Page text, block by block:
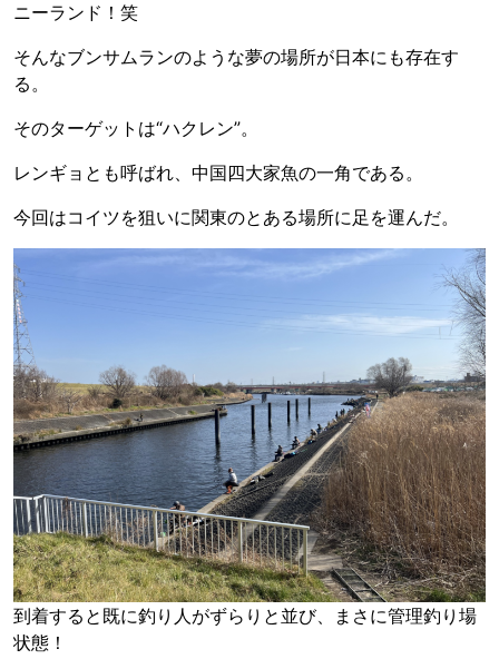
ニーランド！笑
そんなブンサムランのような夢の場所が日本にも存在す
る。
そのターゲットは“ハクレン”。
レンギョとも呼ばれ、中国四大家魚の一角である。
今回はコイツを狙いに関東のとある場所に足を運んだ。
到着すると既に釣り人がずらりと並び、まさに管理釣り場
状態！